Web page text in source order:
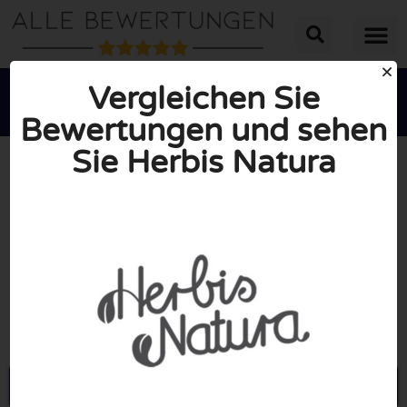

INSGESAMT: 10/10
(0 Bewertungen)
Vergleichen Sie
Bewertungen und sehen
Sie Herbis Natura